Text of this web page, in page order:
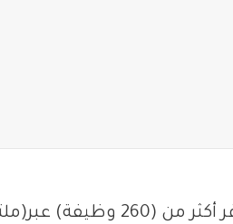
التنسيق الوظيفي)